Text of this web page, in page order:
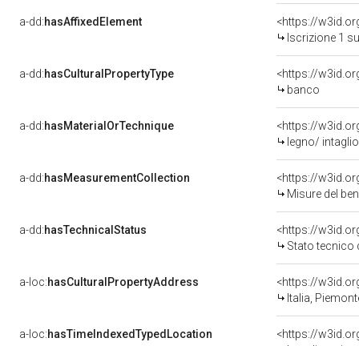
a-dd:hasAffixedElement
<https://
Iscrizione 1
a-dd:hasCulturalPropertyType
<https://
banco
a-dd:hasMaterialOrTechnique
<https://
legno/
a-dd:hasMeasurementCollection
<https://
Misure del
a-dd:hasTechnicalStatus
<https://
Stato tecnico
a-loc:hasCulturalPropertyAddress
<https://
Italia,
a-loc:hasTimeIndexedTypedLocation
<https://